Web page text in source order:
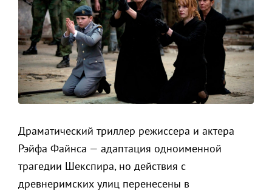
Драматический триллер режиссера и актера
Рэйфа Файнса — адаптация одноименной
трагедии Шекспира, но действия с
древнеримских улиц перенесены в